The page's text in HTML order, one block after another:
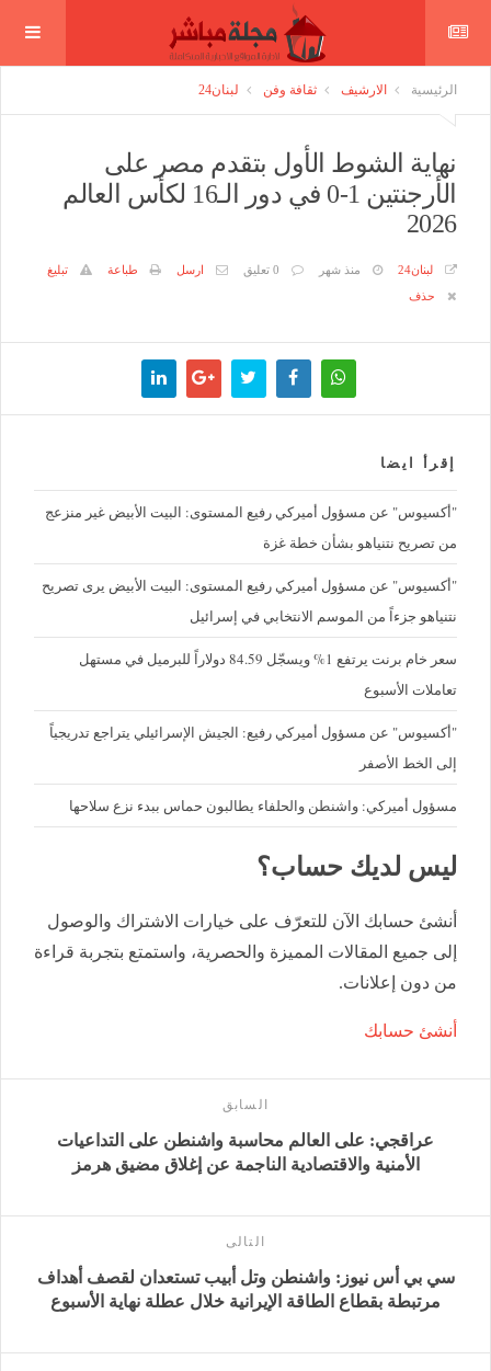
الرئيسية الارشيف ثقافة وفن لبنان24
نهاية الشوط الأول بتقدم مصر على
الأرجنتين 1-0 في دور الـ16 لكأس العالم
2026
لبنان24 منذ شهر 0 تعليق ارسل طباعة
تبليغ
حذف
إقرأ ايضا
"أكسيوس" عن مسؤول أميركي رفيع المستوى: البيت الأبيض غير منزعج
من تصريح نتنياهو بشأن خطة غزة
"أكسيوس" عن مسؤول أميركي رفيع المستوى: البيت الأبيض يرى تصريح
نتنياهو جزءاً من الموسم الانتخابي في إسرائيل
سعر خام برنت يرتفع 1% ويسجّل 84.59 دولاراً للبرميل في مستهل
تعاملات الأسبوع
"أكسيوس" عن مسؤول أميركي رفيع: الجيش الإسرائيلي يتراجع تدريجياً
إلى الخط الأصفر
مسؤول أميركي: واشنطن والحلفاء يطالبون حماس ببدء نزع سلاحها
ليس لديك حساب؟
أنشئ حسابك الآن للتعرّف على خيارات الاشتراك والوصول
إلى جميع المقالات المميزة والحصرية، واستمتع بتجربة قراءة
من دون إعلانات.
أنشئ حسابك
السابق
عراقجي: على العالم محاسبة واشنطن على التداعيات
الأمنية والاقتصادية الناجمة عن إغلاق مضيق هرمز
التالى
سي بي أس نيوز: واشنطن وتل أبيب تستعدان لقصف أهداف
مرتبطة بقطاع الطاقة الإيرانية خلال عطلة نهاية الأسبوع